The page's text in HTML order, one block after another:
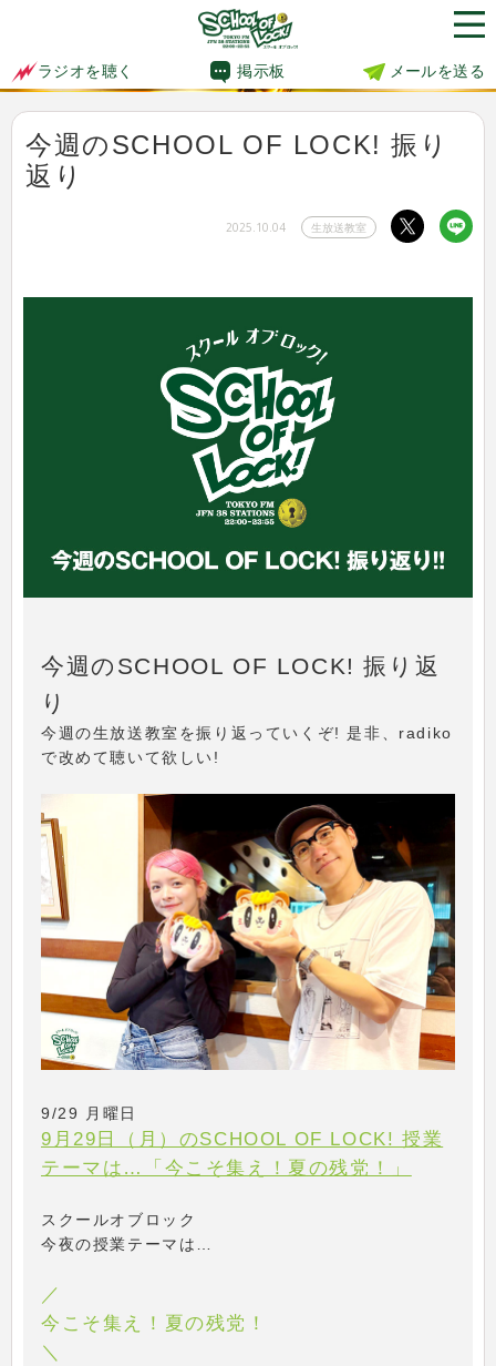
ラジオを聴く 掲示板 メールを送る
今週のSCHOOL OF LOCK! 振り
返り
2025.10.04 生放送教室
今週のSCHOOL OF LOCK! 振り返
り
今週の生放送教室を振り返っていくぞ! 是非、radiko
で改めて聴いて欲しい!
9/29 月曜日
9月29日（月）のSCHOOL OF LOCK! 授業
テーマは…「今こそ集え！夏の残党！」
スクールオブロック
今夜の授業テーマは…
／
今こそ集え！夏の残党！
＼